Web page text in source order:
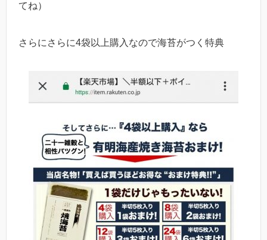
てね）
さらにさらに4袋以上購入なので海苔がつく特典